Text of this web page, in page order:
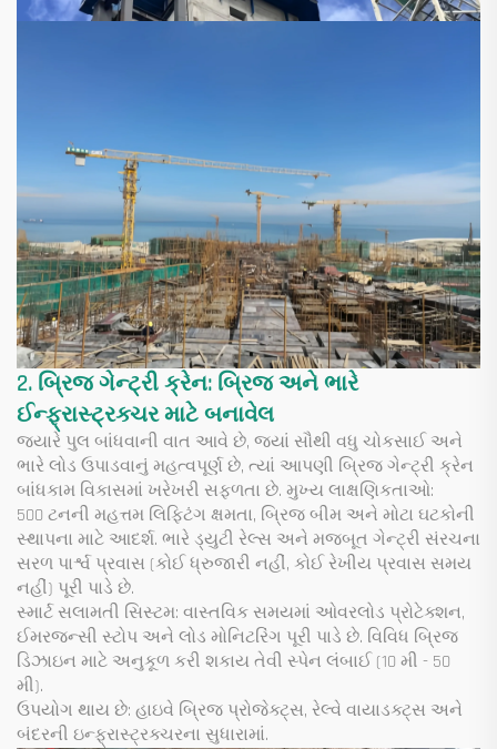
2. બ્રિજ ગેન્ટ્રી ક્રેન: બ્રિજ અને ભારે
ઈન્ફ્રાસ્ટ્રક્ચર માટે બનાવેલ
જ્યારે પુલ બાંધવાની વાત આવે છે, જ્યાં સૌથી વધુ ચોકસાઈ અને
ભારે લોડ ઉપાડવાનું મહત્વપૂર્ણ છે, ત્યાં આપણી બ્રિજ ગેન્ટ્રી ક્રેન
બાંધકામ વિકાસમાં ખરેખરી સફળતા છે. મુખ્ય લાક્ષણિકતાઓ:
500 ટનની મહત્તમ લિફ્ટિંગ ક્ષમતા, બ્રિજ બીમ અને મોટા ઘટકોની
સ્થાપના માટે આદર્શ. ભારે ડ્યુટી રેલ્સ અને મજબૂત ગેન્ટ્રી સંરચના
સરળ પાર્શ્વ પ્રવાસ (કોઈ ધ્રુજારી નહીં, કોઈ રેખીય પ્રવાસ સમય
નહીં) પૂરી પાડે છે.
સ્માર્ટ સલામતી સિસ્ટમ: વાસ્તવિક સમયમાં ઓવરલોડ પ્રોટેક્શન,
ઈમરજન્સી સ્ટોપ અને લોડ મોનિટરિંગ પૂરી પાડે છે. વિવિધ બ્રિજ
ડિઝાઇન માટે અનુકૂળ કરી શકાય તેવી સ્પેન લંબાઈ (10 મી - 50
મી).
ઉપયોગ થાય છે: હાઇવે બ્રિજ પ્રોજેક્ટ્સ, રેલ્વે વાયાડક્ટ્સ અને
બંદરની ઇન્ફ્રાસ્ટ્રક્ચરના સુધારામાં.